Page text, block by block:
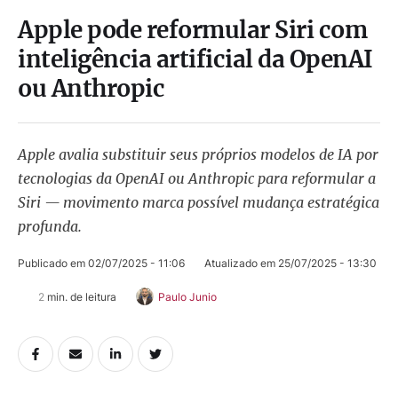
Apple pode reformular Siri com
inteligência artificial da OpenAI
ou Anthropic
Apple avalia substituir seus próprios modelos de IA por
tecnologias da OpenAI ou Anthropic para reformular a
Siri — movimento marca possível mudança estratégica
profunda.
Publicado em 02/07/2025 - 11:06 Atualizado em 25/07/2025 - 13:30
2 min. de leitura Paulo Junio